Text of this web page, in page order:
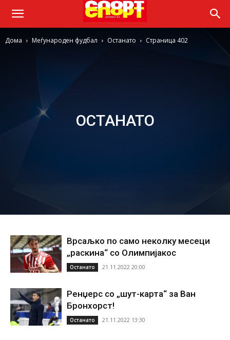
Дома Меѓународен фудбал Останато Страница 402
ОСТАНАТО
Врсаљко по само неколку месеци
„раскина“ со Олимпијакос
Останато 21.11.2022 20:00
Ренџерс со „шут-карта“ за Ван
Бронхорст!
Останато 21.11.2022 13:30